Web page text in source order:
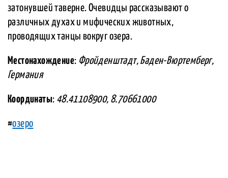
затонувшей таверне. Очевидцы рассказывают о
различных духах и мифических животных,
проводящих танцы вокруг озера.
Местонахождение: Фройденштадт, Баден-Вюртемберг,
Германия
Координаты: 48.41108900, 8.70661000
#озеро